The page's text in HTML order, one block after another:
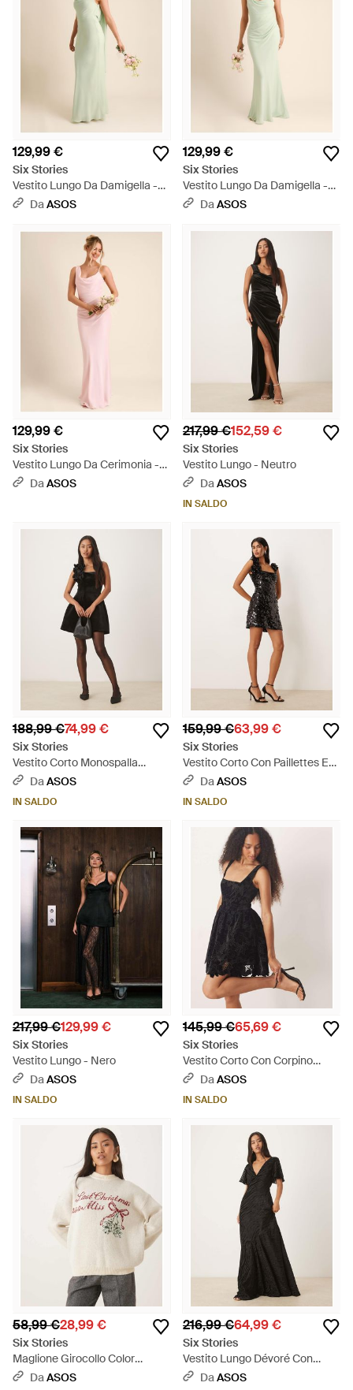
129,99 €
Six Stories
Vestito Lungo Da Damigella -
Bianco
DaASOS
129,99 €
Six Stories
Vestito Lungo Da Damigella -
Bianco
DaASOS
129,99 €
Six Stories
Vestito Lungo Da Cerimonia -
RosaDaASOS
217,99 €152,59 €
Six Stories
Vestito Lungo - Neutro
DaASOS
IN SALDO
188,99 €74,99 €
Six Stories
Vestito Corto Monospalla
Svasato Strutturato Con
DaASOS
IN SALDO
159,99 €63,99 €
Six Stories
Vestito Corto Con Paillettes E
Spalline Con Dettagli Floreali -
DaASOS
IN SALDO
217,99 €129,99 €
Six Stories
Vestito Lungo - Nero
DaASOS
IN SALDO
145,99 €65,69 €
Six Stories
Vestito Corto Con Corpino
Aderente Con Scollo Squadrato
DaASOS
IN SALDO
58,99 €28,99 €
Six Stories
Maglione Girocollo Color
Crema Con Motivo Last
DaASOS
216,99 €64,99 €
Six Stories
Vestito Lungo Dévoré Con
Maniche Con Volant, Scollo A V
DaASOS